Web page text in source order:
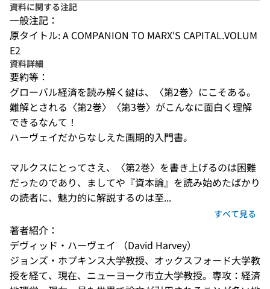
資料に関する注記
一般注記：
原タイトル: A COMPANION TO MARX'S CAPITAL.VOLUM
E2
資料詳細
要約等：
グローバル経済を読み解く鍵は、〈第2巻〉にこそある。
難解とされる〈第2巻〉〈第3巻〉がこんなに面白く理解
できるなんて！
ハーヴェイだからなしえた画期的入門書。
マルクスにとってさえ、〈第2巻〉を書き上げるのは困難
だったのであり、ましてや『資本論』を読み始めたばかり
の読者に、魅力的に解説するのは至...
すべて見る
著者紹介：
デヴィッド・ハーヴェイ （David Harvey）
ジョンズ・ホプキンス大学教授、オックスフォード大学教
授を経て、現在、ニューヨーク市立大学教授。専攻：経済